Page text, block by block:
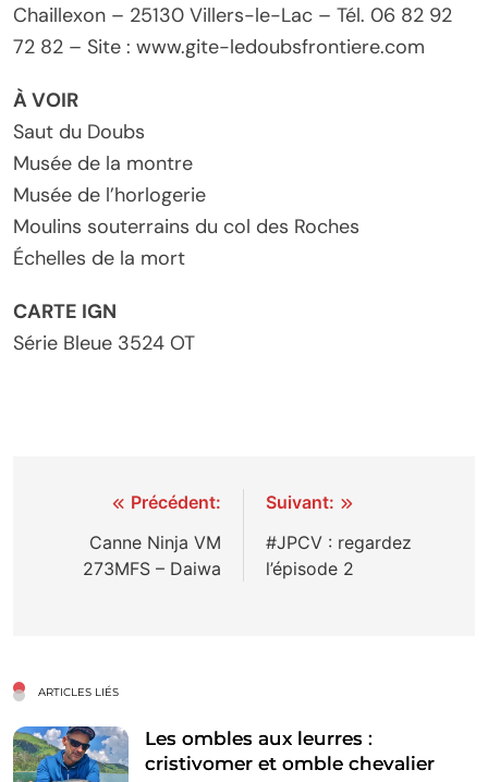
Chaillexon – 25130 Villers-le-Lac – Tél. 06 82 92
72 82 – Site : www.gite-ledoubsfrontiere.com
À VOIR
Saut du Doubs
Musée de la montre
Musée de l’horlogerie
Moulins souterrains du col des Roches
Échelles de la mort
CARTE IGN
Série Bleue 3524 OT
Navigation
l’article
Précédent:
Canne Ninja VM
273MFS – Daiwa
Suivant:
#JPCV : regardez
l’épisode 2
ARTICLES LIÉS
Les ombles aux leurres :
cristivomer et omble chevalier